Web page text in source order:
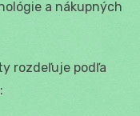
a nákupných
rozdeľuje podľa